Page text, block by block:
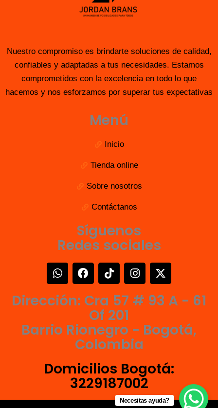
Nuestro compromiso es brindarte soluciones de calidad,
confiables y adaptadas a tus necesidades. Estamos
comprometidos con la excelencia en todo lo que
hacemos y nos esforzamos por superar tus expectativas
Menú
Inicio
Tienda online
Sobre nosotros
Contáctanos
Síguenos
Redes sociales
W
h
t
p
F
a
e
o
k
T
i
o
k
I
n
t
r
a
m
X
-
w
t
e
Dirección: Cra 57 # 93 A - 61
Of 201
Barrio Rionegro - Bogotá,
Colombia
Domicilios Bogotá:
3229187002
Necesitas ayuda?